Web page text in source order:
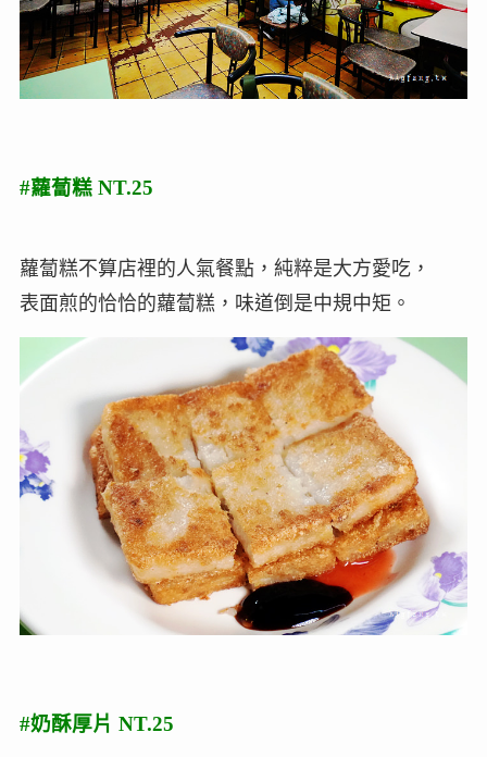
#蘿蔔糕 NT.25
蘿蔔糕不算店裡的人氣餐點，純粹是大方愛吃，
表面煎的恰恰的蘿蔔糕，味道倒是中規中矩。
#奶酥厚片 NT.25